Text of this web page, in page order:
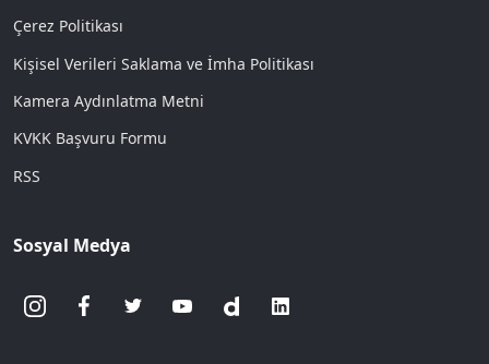
Çerez Politikası
Kişisel Verileri Saklama ve İmha Politikası
Kamera Aydınlatma Metni
KVKK Başvuru Formu
RSS
Sosyal Medya